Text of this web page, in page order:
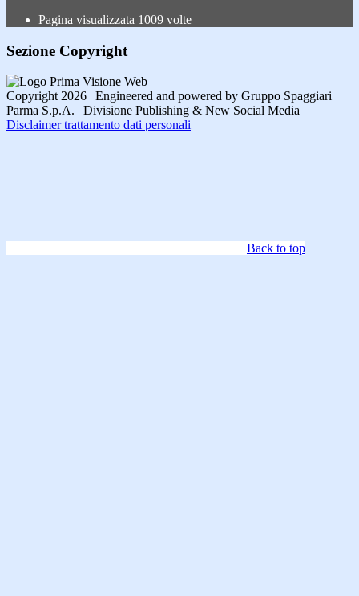
Pagina visualizzata 1009 volte
Sezione Copyright
Copyright 2026 | Engineered and powered by Gruppo Spaggiari
Parma S.p.A. | Divisione Publishing & New Social Media
Disclaimer trattamento dati personali
Back to top